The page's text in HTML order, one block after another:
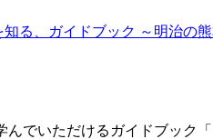
る、ガイドブック ～明治の熊
んでいただけるガイドブッ